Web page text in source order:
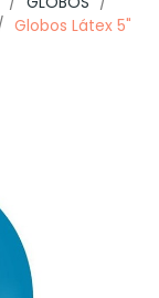
Globos Látex 5"